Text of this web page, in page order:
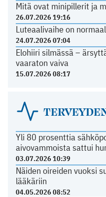
Mitä ovat minipillerit ja
26.07.2026 19:16
Luteaalivaihe on
24.07.2026 07:04
Elohiiri silmässä –
vaaraton vaiva
15.07.2026 08:17
Yli 80 prosenttia
aivovammoista sattui
03.07.2026 10:39
Näiden oireiden vuoksi
lääkäriin
04.05.2026 08:52